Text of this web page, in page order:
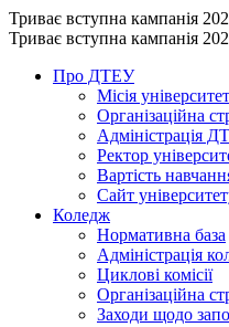
Триває вступна кампанія
Триває вступна кампанія
Про ДТЕУ
Місія
Організаційна
Адміністрація
Ректор
Вартість
Сайт
Коледж
Нормативна база
Адміністрація
Циклові комісії
Організаційна
Заходи щодо